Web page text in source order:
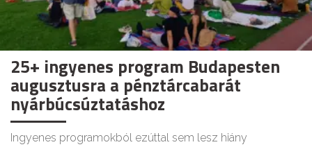
25+ ingyenes program Budapesten
augusztusra a pénztárcabarát
nyárbúcsúztatáshoz
Ingyenes programokból ezúttal sem lesz hiány